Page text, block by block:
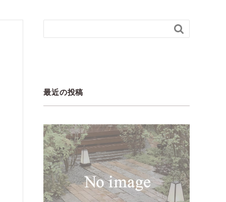

最近の投稿